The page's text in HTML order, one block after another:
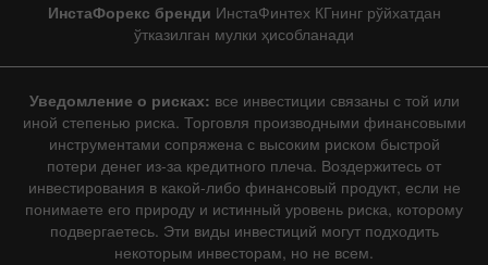
ИнстаФорекс бренди ИнстаФинтех КГнинг рўйхатдан
ўтказилган мулки ҳисобланади
Уведомление о рисках: все инвестиции связаны с той или
иной степенью риска. Торговля производными финансовыми
инструментами сопряжена с высоким риском быстрой
потери денег из-за кредитного плеча. Воздержитесь от
инвестирования в какой-либо финансовый продукт, если не
понимаете его природу и истинный уровень риска, которому
подвергаетесь. Эти виды инвестиций могут подходить
некоторым инвесторам, но не всем.